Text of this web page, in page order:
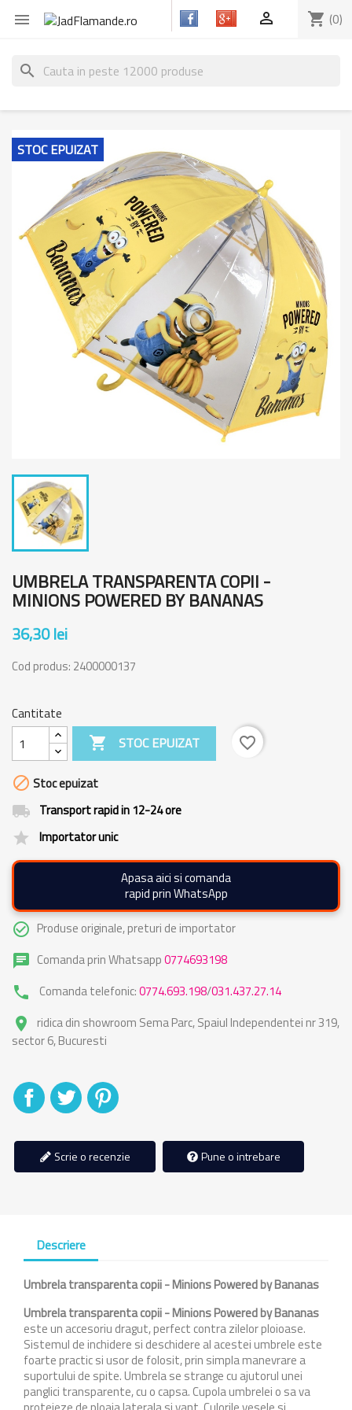
 shopping_cart (0)

search
STOC EPUIZAT
UMBRELA TRANSPARENTA COPII -
MINIONS POWERED BY BANANAS
36,30 lei
Cod produs: 2400000137
Cantitate
 STOC EPUIZAT favorite_border
 Stoc epuizat
local_shipping Transport rapid in 12-24 ore
grade Importator unic
Apasa aici si comanda
rapid prin WhatsApp
check_circle_outline Produse originale, preturi de importator
chat Comanda prin Whatsapp0774693198
phone Comanda telefonic:0774.693.198/031.437.27.14
place
ridica din showroom Sema Parc, Spaiul Independentei nr 319,
sector 6, Bucuresti
DistribuitiTweet
Scrie o recenzie Pune o intrebare
Descriere
Umbrela transparenta copii - Minions Powered by Bananas
Umbrela transparenta copii - Minions Powered by Bananas
este un accesoriu dragut, perfect contra zilelor ploioase.
Sistemul de inchidere si deschidere al acestei umbrele este
foarte practic si usor de folosit, prin simpla manevrare a
suportului de spite. Umbrela se strange cu ajutorul unei
panglici transparente, cu o capsa. Cupola umbrelei o sa va